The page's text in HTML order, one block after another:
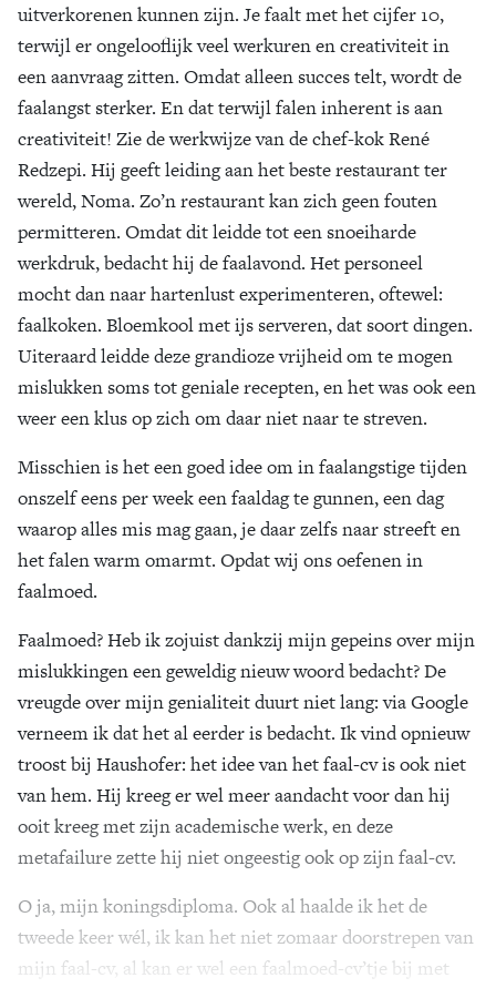
uitverkorenen kunnen zijn. Je faalt met het cijfer 10,
terwijl er ongelooflijk veel werkuren en creativiteit in
een aanvraag zitten. Omdat alleen succes telt, wordt de
faalangst sterker. En dat terwijl falen inherent is aan
creativiteit! Zie de werkwijze van de chef-kok René
Redzepi. Hij geeft leiding aan het beste restaurant ter
wereld, Noma. Zo’n restaurant kan zich geen fouten
permitteren. Omdat dit leidde tot een snoeiharde
werkdruk, bedacht hij de faalavond. Het personeel
mocht dan naar hartenlust experimenteren, oftewel:
faalkoken. Bloemkool met ijs serveren, dat soort dingen.
Uiteraard leidde deze grandioze vrijheid om te mogen
mislukken soms tot geniale recepten, en het was ook een
weer een klus op zich om daar niet naar te streven.
Misschien is het een goed idee om in faalangstige tijden
onszelf eens per week een faaldag te gunnen, een dag
waarop alles mis mag gaan, je daar zelfs naar streeft en
het falen warm omarmt. Opdat wij ons oefenen in
faalmoed.
Faalmoed? Heb ik zojuist dankzij mijn gepeins over mijn
mislukkingen een geweldig nieuw woord bedacht? De
vreugde over mijn genialiteit duurt niet lang: via Google
verneem ik dat het al eerder is bedacht. Ik vind opnieuw
troost bij Haushofer: het idee van het faal-cv is ook niet
van hem. Hij kreeg er wel meer aandacht voor dan hij
ooit kreeg met zijn academische werk, en deze
metafailure zette hij niet ongeestig ook op zijn faal-cv.
O ja, mijn koningsdiploma. Ook al haalde ik het de
tweede keer wél, ik kan het niet zomaar doorstrepen van
mijn faal-cv, al kan er wel een faalmoed-cv’tje bij met